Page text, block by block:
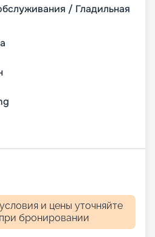
/ Гладильная
и цены уточняйте
бронировании